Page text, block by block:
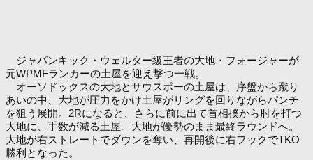
ジャパンキック・ウェルター級王者の大地・フォージャーが
元WPMFランカーの土屋を迎え撃つ一戦。
オーソドックスの大地とサウスポーの土屋は、序盤から蹴り
あいの中、大地が圧力をかけ土屋がリングを回りながらパンチ
を狙う展開。2Rになると、さらに前に出て首相撲から肘を打つ
大地に、手数が減る土屋。大地が優勢のまま最終ラウンドへ。
大地が右ストレートでダウンを奪い、再開後に右フックでTKO
勝利となった。